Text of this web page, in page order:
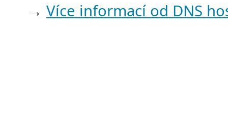
→ Více informací od DNS